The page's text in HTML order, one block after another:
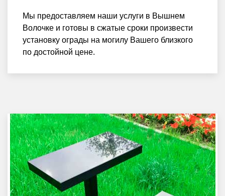
Мы предоставляем наши услуги в Вышнем
Волочке и готовы в сжатые сроки произвести
установку ограды на могилу Вашего близкого
по достойной цене.